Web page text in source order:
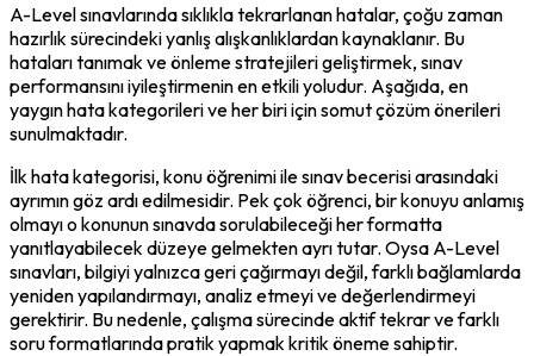
A-Level sınavlarında sıklıkla tekrarlanan hatalar, çoğu zaman
hazırlık sürecindeki yanlış alışkanlıklardan kaynaklanır. Bu
hataları tanımak ve önleme stratejileri geliştirmek, sınav
performansını iyileştirmenin en etkili yoludur. Aşağıda, en
yaygın hata kategorileri ve her biri için somut çözüm önerileri
sunulmaktadır.
İlk hata kategorisi, konu öğrenimi ile sınav becerisi arasındaki
ayrımın göz ardı edilmesidir. Pek çok öğrenci, bir konuyu anlamış
olmayı o konunun sınavda sorulabileceği her formatta
yanıtlayabilecek düzeye gelmekten ayrı tutar. Oysa A-Level
sınavları, bilgiyi yalnızca geri çağırmayı değil, farklı bağlamlarda
yeniden yapılandırmayı, analiz etmeyi ve değerlendirmeyi
gerektirir. Bu nedenle, çalışma sürecinde aktif tekrar ve farklı
soru formatlarında pratik yapmak kritik öneme sahiptir.